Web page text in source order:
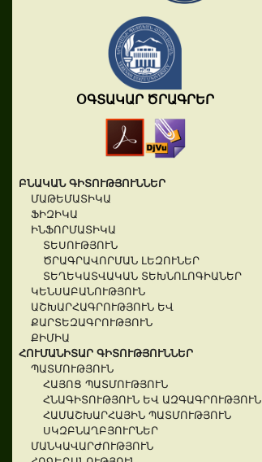
ՕԳՏԱԿԱՐ ԾՐԱԳՐԵՐ
ԲՆԱԿԱՆ ԳԻՏՈՒԹՅՈՒՆՆԵՐ
ՄԱԹԵՄԱՏԻԿԱ
ՖԻԶԻԿԱ
ԻՆՖՈՐՄԱՏԻԿԱ
ՏԵՍՈՒԹՅՈՒՆ
ԾՐԱԳՐԱՎՈՐՄԱՆ ԼԵԶՈՒՆԵՐ
ՏԵՂԵԿԱՏՎԱԿԱՆ ՏԵԽՆՈԼՈԳԻԱՆԵՐ
ԿԵՆՍԱԲԱՆՈՒԹՅՈՒՆ
ԱՇԽԱՐՀԱԳՐՈՒԹՅՈՒՆ ԵՎ
ՔԱՐՏԵԶԱԳՐՈՒԹՅՈՒՆ
ՔԻՄԻԱ
ՀՈՒՄԱՆԻՏԱՐ ԳԻՏՈՒԹՅՈՒՆՆԵՐ
ՊԱՏՄՈՒԹՅՈՒՆ
ՀԱՅՈՑ ՊԱՏՄՈՒԹՅՈՒՆ
ՀՆԱԳԻՏՈՒԹՅՈՒՆ ԵՎ ԱԶԳԱԳՐՈՒԹՅՈՒՆ
ՀԱՄԱՇԽԱՐՀԱՅԻՆ ՊԱՏՄՈՒԹՅՈՒՆ
ՍԿԶԲՆԱՂԲՅՈՒՐՆԵՐ
ՄԱՆԿԱՎԱՐԺՈՒԹՅՈՒՆ